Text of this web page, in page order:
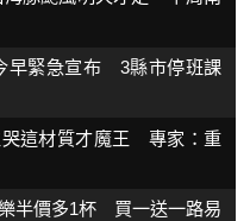
早緊急宣布 3縣市停班課
哭這材質才魔王 專家：重
半價多1杯 買一送一路易